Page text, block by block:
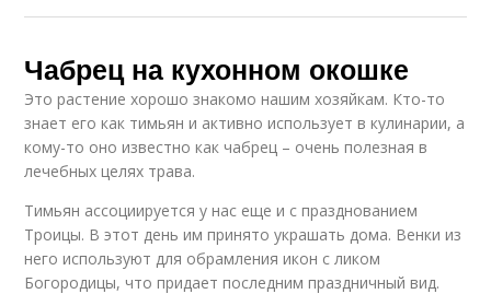
Чабрец на кухонном окошке
Это растение хорошо знакомо нашим хозяйкам. Кто-то
знает его как тимьян и активно использует в кулинарии, а
кому-то оно известно как чабрец – очень полезная в
лечебных целях трава.
Тимьян ассоциируется у нас еще и с празднованием
Троицы. В этот день им принято украшать дома. Венки из
него используют для обрамления икон с ликом
Богородицы, что придает последним праздничный вид.